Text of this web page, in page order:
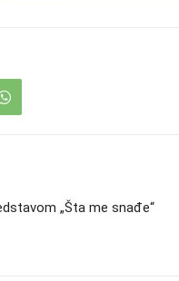
„Šta me snađe“